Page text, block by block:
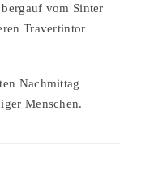
vom Sinter
Travertintor
Nachmittag
Menschen.